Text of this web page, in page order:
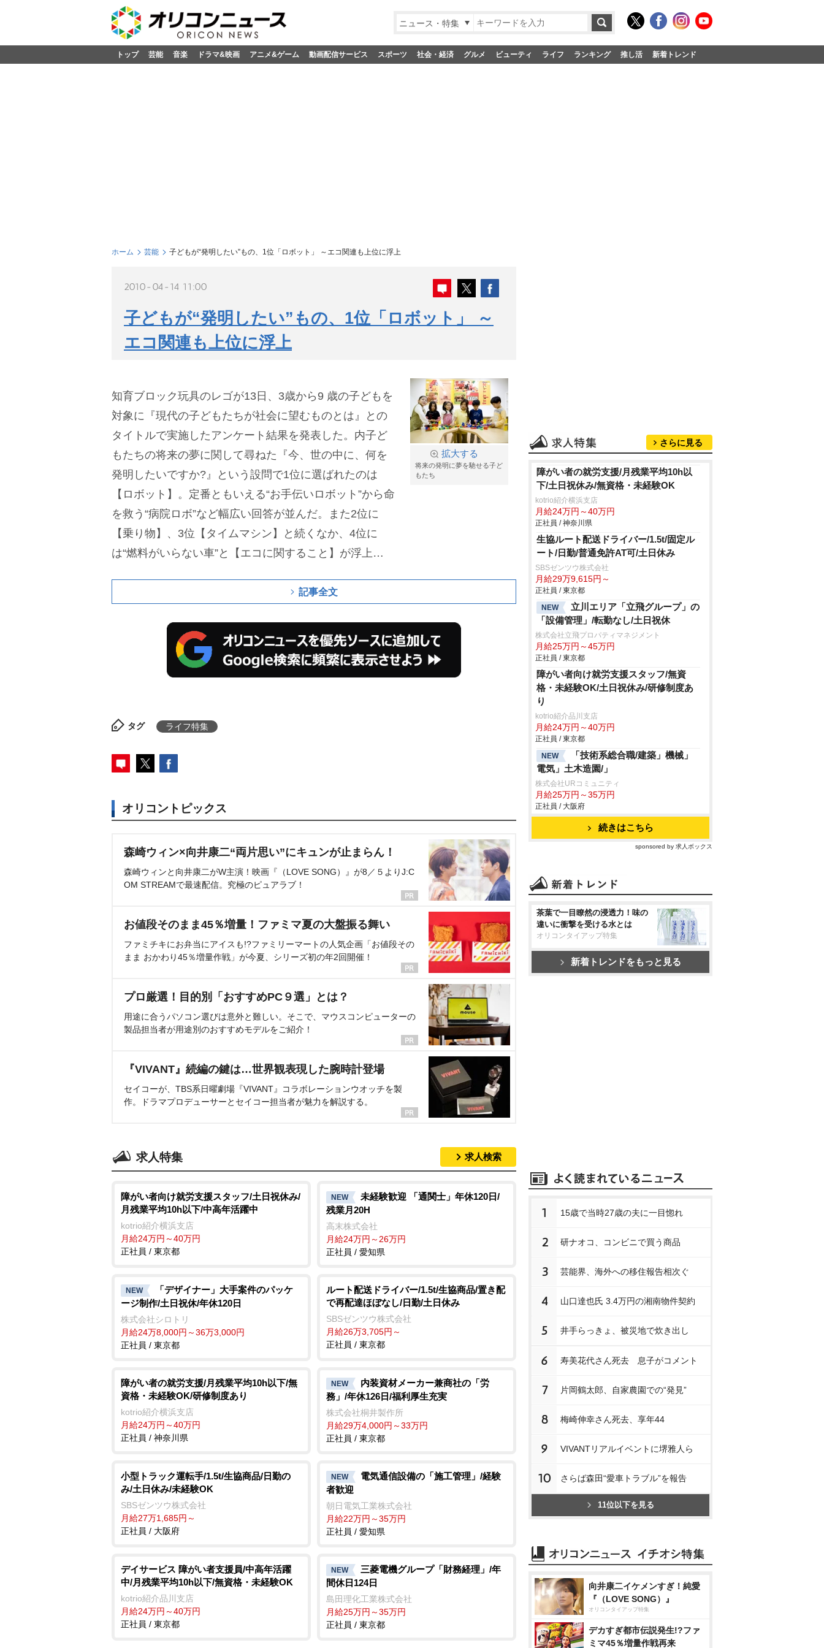
ニュース・特集
トップ 芸能 音楽 ドラマ&映画 アニメ&ゲーム 動画配信サービス スポーツ 社会・経済 グルメ ビューティ ライフ ランキング 推し活 新着トレンド
ホーム 芸能 子どもが“発明したい”もの、1位「ロボット」 ～エコ関連も上位に浮上
2010-04-14 11:00
子どもが“発明したい”もの、1位「ロボット」 ～
エコ関連も上位に浮上
拡大する
将来の発明に夢を馳せる子ど
もたち
知育ブロック玩具のレゴが13日、3歳から9 歳の子どもを
対象に『現代の子どもたちが社会に望むものとは』との
タイトルで実施したアンケート結果を発表した。内子ど
もたちの将来の夢に関して尋ねた『今、世の中に、何を
発明したいですか?』という設問で1位に選ばれたのは
【ロボット】。定番ともいえる“お手伝いロボット”から命
を救う“病院ロボ”など幅広い回答が並んだ。また2位に
【乗り物】、3位【タイムマシン】と続くなか、4位に
は“燃料がいらない車”と【エコに関すること】が浮上
記事全文
タグ ライフ特集
オリコントピックス
森崎ウィン×向井康二“両片思い”にキュンが止まらん！
森崎ウィンと向井康二がW主演！映画『（LOVE SONG）』が8／５よりJ:C
OM STREAMで最速配信。究極のピュアラブ！
お値段そのまま45％増量！ファミマ夏の大盤振る舞い
ファミチキにお弁当にアイスも!?ファミリーマートの人気企画「お値段その
まま おかわり45％増量作戦」が今夏、シリーズ初の年2回開催！
プロ厳選！目的別「おすすめPC９選」とは？
用途に合うパソコン選びは意外と難しい。そこで、マウスコンピューターの
製品担当者が用途別のおすすめモデルをご紹介！
『VIVANT』続編の鍵は…世界観表現した腕時計登場
セイコーが、TBS系日曜劇場『VIVANT』コラボレーションウオッチを製
作。ドラマプロデューサーとセイコー担当者が魅力を解説する。
求人特集 求人検索
障がい者向け就労支援スタッフ/土日祝休み/
月残業平均10h以下/中高年活躍中
kotrio紹介横浜支店
月給24万円～40万円
正社員 / 東京都
NEW
未経験歓迎 「通関士」年休120日/
残業月20H
高末株式会社
月給24万円～26万円
正社員 / 愛知県
NEW
「デザイナー」大手案件のパッケ
ージ制作/土日祝休/年休120日
株式会社シロトリ
月給24万8,000円～36万3,000円
正社員 / 東京都
ルート配送ドライバー/1.5t/生協商品/置き配
で再配達ほぼなし/日勤/土日休み
SBSゼンツウ株式会社
月給26万3,705円～
正社員 / 東京都
障がい者の就労支援/月残業平均10h以下/無
資格・未経験OK/研修制度あり
kotrio紹介横浜支店
月給24万円～40万円
正社員 / 神奈川県
NEW
内装資材メーカー兼商社の「労
務」/年休126日/福利厚生充実
株式会社桐井製作所
月給29万4,000円～33万円
正社員 / 東京都
小型トラック運転手/1.5t/生協商品/日勤の
み/土日休み/未経験OK
SBSゼンツウ株式会社
月給27万1,685円～
正社員 / 大阪府
NEW
電気通信設備の「施工管理」/経験
者歓迎
朝日電気工業株式会社
月給22万円～35万円
正社員 / 愛知県
デイサービス 障がい者支援員/中高年活躍
中/月残業平均10h以下/無資格・未経験OK
kotrio紹介品川支店
月給24万円～40万円
正社員 / 東京都
NEW
三菱電機グループ「財務経理」/年
間休日124日
島田理化工業株式会社
月給25万円～35万円
正社員 / 東京都
さらに見る
障がい者の就労支援/月残業平均10h以
下/土日祝休み/無資格・未経験OK
kotrio紹介横浜支店
月給24万円～40万円
正社員 / 神奈川県
生協ルート配送ドライバー/1.5t/固定ル
ート/日勤/普通免許AT可/土日休み
SBSゼンツウ株式会社
月給29万9,615円～
正社員 / 東京都
NEW
立川エリア「立飛グループ」の
「設備管理」/転勤なし/土日祝休
株式会社立飛プロパティマネジメント
月給25万円～45万円
正社員 / 東京都
障がい者向け就労支援スタッフ/無資
格・未経験OK/土日祝休み/研修制度あ
り
kotrio紹介品川支店
月給24万円～40万円
正社員 / 東京都
NEW
「技術系総合職/建築」機械」
電気」土木造園/」
株式会社URコミュニティ
月給25万円～35万円
正社員 / 大阪府
続きはこちら
sponsored by 求人ボックス
茶葉で一目瞭然の浸透力！味の
違いに衝撃を受ける水とは
オリコンタイアップ特集
新着トレンドをもっと見る
1 15歳で当時27歳の夫に一目惚れ
2 研ナオコ、コンビニで買う商品
3 芸能界、海外への移住報告相次ぐ
4 山口達也氏 3.4万円の湘南物件契約
5 井手らっきょ、被災地で炊き出し
6 寿美花代さん死去 息子がコメント
7 片岡鶴太郎、自家農園での“発見”
8 梅崎伸幸さん死去、享年44
9 VIVANTリアルイベントに堺雅人ら
10 さらば森田“愛車トラブル”を報告
11位以下を見る
向井康二イケメンすぎ！純愛
『（LOVE SONG）』
オリコンタイアップ特集
デカすぎ都市伝説発生!?ファ
ミマ45％増量作戦再来